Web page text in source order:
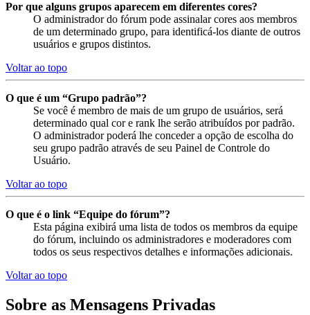
Por que alguns grupos aparecem em diferentes cores?
O administrador do fórum pode assinalar cores aos membros
de um determinado grupo, para identificá-los diante de outros
usuários e grupos distintos.
Voltar ao topo
O que é um “Grupo padrão”?
Se você é membro de mais de um grupo de usuários, será
determinado qual cor e rank lhe serão atribuídos por padrão.
O administrador poderá lhe conceder a opção de escolha do
seu grupo padrão através de seu Painel de Controle do
Usuário.
Voltar ao topo
O que é o link “Equipe do fórum”?
Esta página exibirá uma lista de todos os membros da equipe
do fórum, incluindo os administradores e moderadores com
todos os seus respectivos detalhes e informações adicionais.
Voltar ao topo
Sobre as Mensagens Privadas